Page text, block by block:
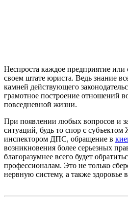
Неспроста каждое предприятие или
своем штате юриста. Ведь знание
камней действующего
грамотное построение отношений
повседневной жизни.
При появлении любых вопросов и
ситуаций, будь то спор с
инспектором ДПС, обращение в
возникновения более серьезных
благоразумнее всего будет
профессионалам. Это не только
нервную систему, а также здоровье